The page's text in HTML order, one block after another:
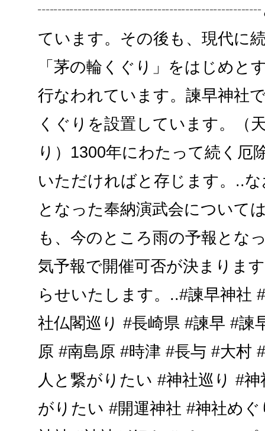
┈┈┈┈┈┈┈┈┈┈┈┈┈┈とい
ています。その後も、現代に
「茅の輪くぐり」をはじめと
行なわれています。諫早神社
くぐりを設置しています。（
り）1300年にわたって続く厄
いただければと存じます。..
となった奉納演武会について
も、今のところ雨の予報とな
気予報で開催可否が決まりま
らせいたします。..#諫早神社
社仏閣巡り #長崎県 #諫早 #諫
原 #南島原 #時津 #長与 #大村
人と繋がりたい #神社巡り #
がりたい #開運神社 #神社め